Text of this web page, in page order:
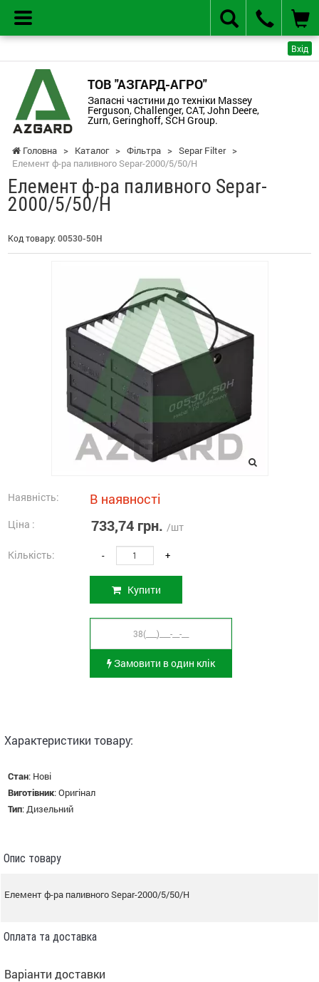
Вхід
ТОВ "АЗГАРД-АГРО"
Запасні частини до техніки Massey
Ferguson, Challenger, CAT, John Deere,
Zurn, Geringhoff, SCH Group.
Головна > Каталог > Фільтра > Separ Filter >
Елемент ф-ра паливного Separ-2000/5/50/H
Елемент ф-ра паливного Separ-
2000/5/50/H
Код товару: 00530-50H
Наявність: В наявності
Ціна : 733,74 грн. /шт
Кількість: - +
Купити
Замовити в один клік
Характеристики товару:
Стан: Нові
Виготівник:Оригінал
Тип: Дизельний
Опис товару
Елемент ф-ра паливного Separ-2000/5/50/H
Оплата та доставка
Варіанти доставки